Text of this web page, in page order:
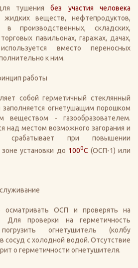
тушениябез участия человека
жидких веществ, нефтепродуктов,
в производственных, складских,
павильонах, гаражах, дачах,
вместо переносных
к ним.
работы
собой герметичный стеклянный
заполняется огнетушащим порошком
веществом - газообразователем.
над местом возможного загорания и
срабатывает при повышении
установки до 1000С (ОСП-1) или
осматривать ОСП и проверять на
Для проверки на герметичность
огнетушитель (колбу
сосуд с холодной водой. Отсутствие
о герметичности огнетушителя.